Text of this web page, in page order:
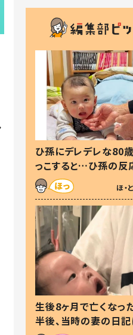
ひ孫にデレデレな80
っこすると…ひ孫の反
した」「可愛くて仕方な
ほ・
生後8ヶ月で亡くな
半後、当時の妻の日